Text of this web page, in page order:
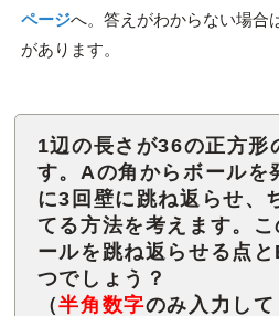
ページへ。答えがわからない場合
があります。
1辺の長さが36の正方形
す。Aの角からボールを
に3回壁に跳ね返らせ、
てる方法を考えます。
ールを跳ね返らせる点
つでしょう？
（半角数字のみ入力して